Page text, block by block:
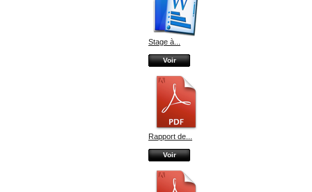
Stage à...
Voir
Rapport de...
Voir